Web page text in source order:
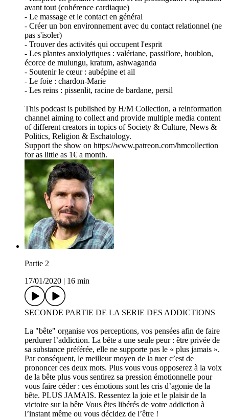
avant tout (cohérence cardiaque)
- Le massage et le contact en général
- Créer un bon environnement avec du contact relationnel (ne
pas s'isoler)
- Trouver des activités qui occupent l'esprit
- Les plantes anxiolytiques : valériane, passiflore, houblon,
écorce de mulungu, kratum, ashwaganda
- Soutenir le cœur : aubépine et ail
- Le foie : chardon-Marie
- Les reins : pissenlit, racine de bardane, persil
This podcast is published by H/M Collection, a reinformation
channel aiming to collect and provide multiple media content
of different creators in topics of Society & Culture, News &
Politics, Religion & Eschatology.
Support the show on https://www.patreon.com/hmcollection
for as little as 1€ a month.
Partie 2
17/01/2020
16 min
SECONDE PARTIE DE LA SERIE DES ADDICTIONS
La "bête" organise vos perceptions, vos pensées afin de faire
perdurer l’addiction. La bête a une seule peur : être privée de
sa substance préférée, elle ne supporte pas le « plus jamais ».
Par conséquent, le meilleur moyen de la tuer c’est de
prononcer ces deux mots. Plus vous vous opposerez à la voix
de la bête plus vous sentirez sa pression émotionnelle pour
vous faire céder : ces émotions sont les cris d’agonie de la
bête. PLUS JAMAIS. Ressentez la joie et le plaisir de la
victoire sur la bête Vous êtes libérés de votre addiction à
l’instant même ou vous décidez de l’être !